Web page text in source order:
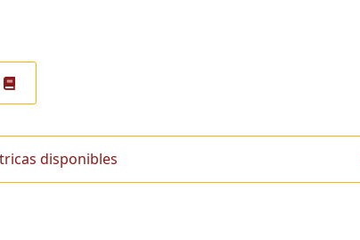
disponibles